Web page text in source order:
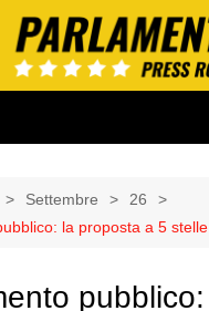
Settembre
26
la proposta a 5 stelle
pubblico: